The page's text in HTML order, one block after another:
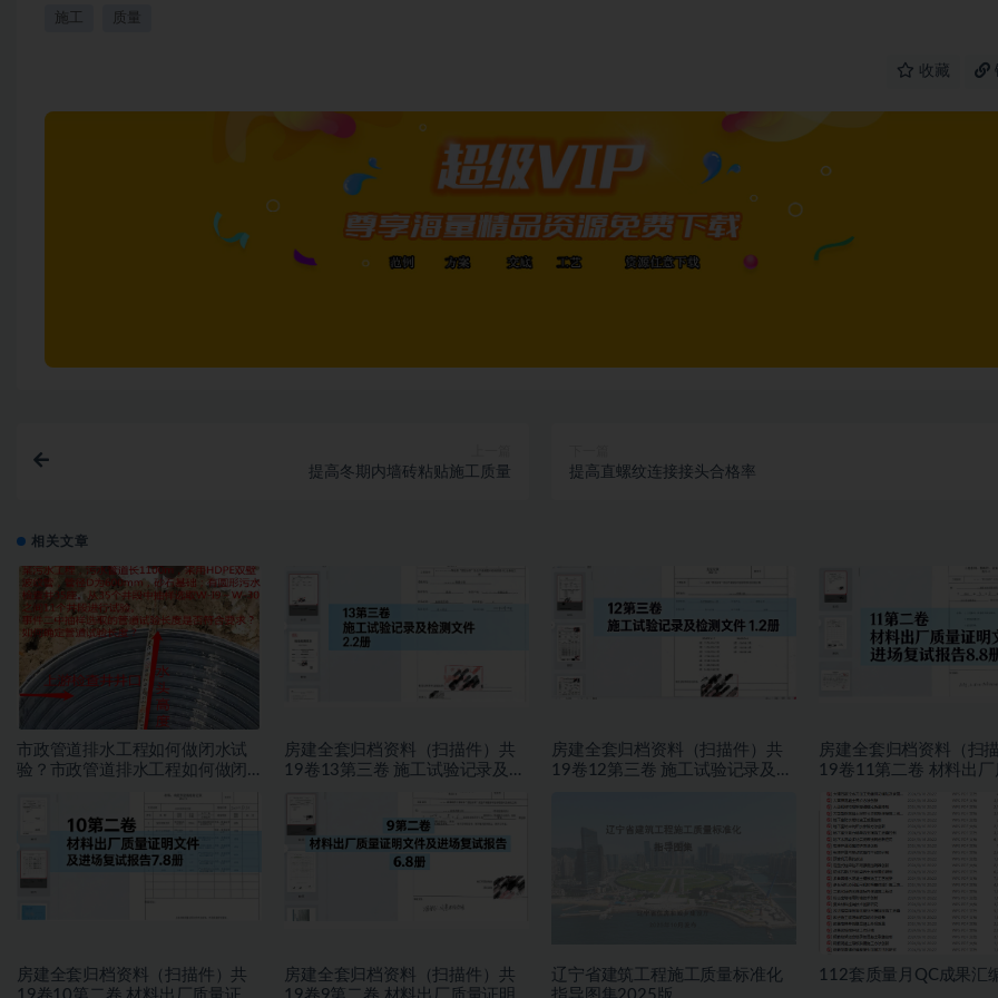
施工 质量
收藏
提高冬期内墙砖粘贴施工质量 提高直螺纹连接接头合格率
相关文章
市政管道排水工程如何做闭水试
验？市政管道排水工程如何做闭
房建全套归档资料（扫描件）共
19卷13第三卷 施工试验记录及检
房建全套归档资料（扫描件）共
19卷12第三卷 施工试验记录及检
房建全套归档资料（扫
19卷11第二卷 材料出
文件及进场复试报告8.8
房建全套归档资料（扫描件）共
房建全套归档资料（扫描件）共
辽宁省建筑工程施工质量标准化
112套质量月QC成果汇